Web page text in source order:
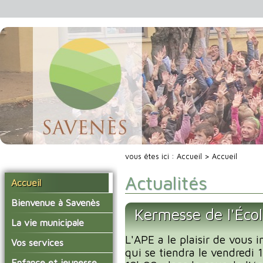
Accueil
Bienvenue à Savenès
Situer Savenès
Savenès en chiffre
L'histoire du village
La vie municipale
Vos élus
Les compte-rendus du
Vos services
La mairie
vous êtes ici : Accueil > Accueil
Actualités
Kermesse de
L'APE a le plaisir de vous
qui se tiendra le vendredi